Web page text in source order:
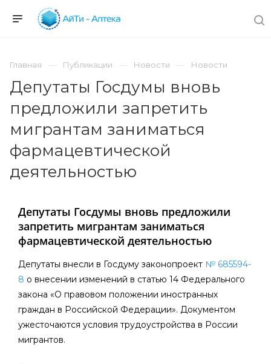
Главная Публикации Новости Новости
Депутаты Госдумы вновь
предложили запретить
мигрантам заниматься
фармацевтической
деятельностью
Депутаты Госдумы вновь предложили
запретить мигрантам заниматься
фармацевтической деятельностью
Депутаты внесли в Госдуму законопроект № 685594-
8 о внесении изменений в статью 14 Федерального
закона «О правовом положении иностранных
граждан в Российской Федерации». Документом
ужесточаются условия трудоустройства в России
мигрантов.